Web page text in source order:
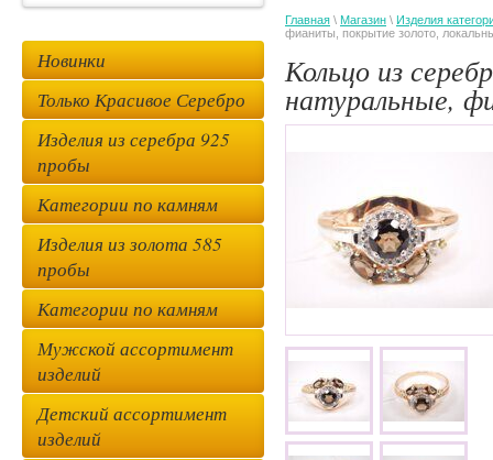
Главная \ Магазин \ Изделия
фианиты, покрытие золото,
Кольцо из
натуральные,
Новинки
Только Красивое Серебро
Изделия из серебра 925
пробы
Категории по камням
Изделия из золота 585
пробы
Категории по камням
Мужской ассортимент
изделий
Детский ассортимент
изделий